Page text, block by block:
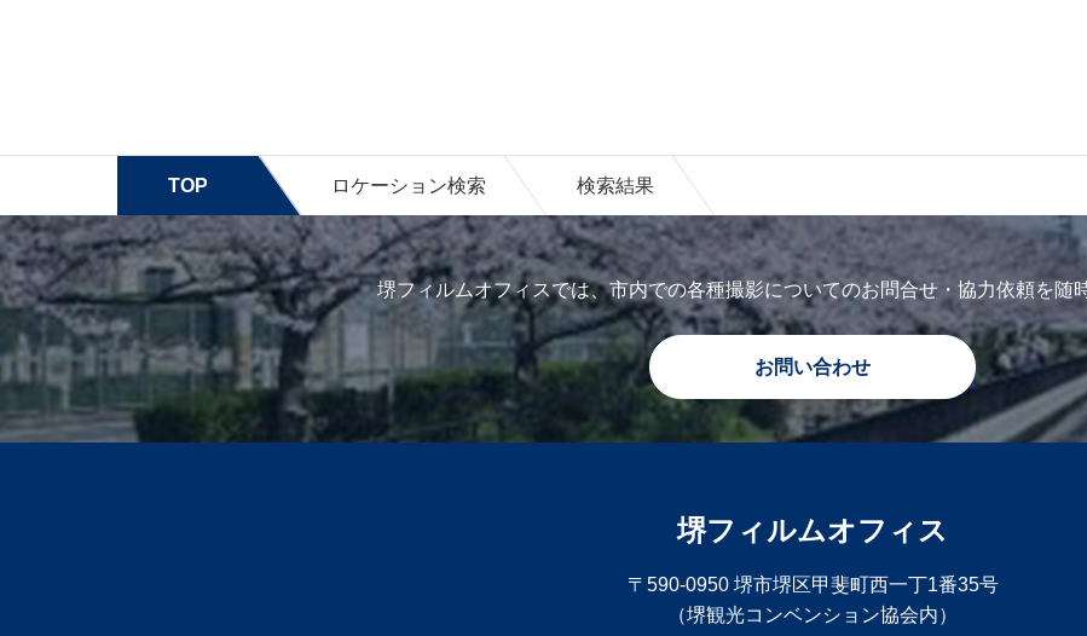
TOP ロケーション検索 検索結果
堺フィルムオフィスでは、市内での各種撮影についてのお問合せ・協力依頼を随
お問い合わせ
堺フィルムオフィス
〒590-0950 堺市堺区甲斐町西一丁1番35号
（堺観光コンベンション協会内）